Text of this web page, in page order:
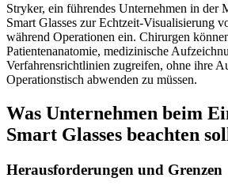
Stryker, ein führendes Unternehmen in der
Smart Glasses zur Echtzeit-Visualisierung
während Operationen ein. Chirurgen
Patientenanatomie, medizinische
Verfahrensrichtlinien zugreifen, ohne ihre
Operationstisch abwenden zu müssen.
Was Unternehmen beim
Smart Glasses beachten
Herausforderungen und Grenzen